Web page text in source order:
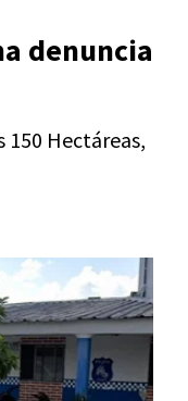
denuncia
150 Hectáreas,